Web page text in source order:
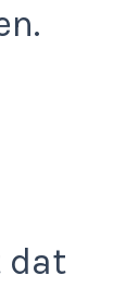
dat